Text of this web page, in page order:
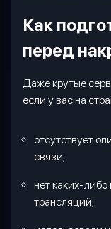
Как
перед
Даже крутые
если у вас на
отсутствует
связи;
нет каких-
трансляций;